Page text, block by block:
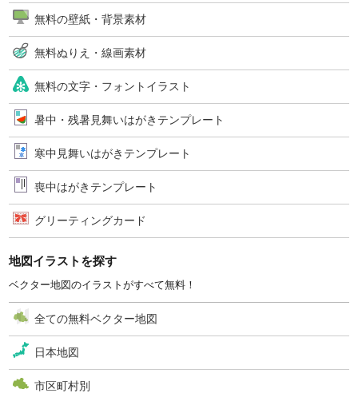
無料の壁紙・背景素材
無料ぬりえ・線画素材
無料の文字・フォントイラスト
暑中・残暑見舞いはがきテンプレート
寒中見舞いはがきテンプレート
喪中はがきテンプレート
グリーティングカード
地図イラストを探す
ベクター地図のイラストがすべて無料！
全ての無料ベクター地図
日本地図
市区町村別